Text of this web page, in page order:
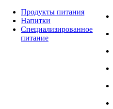
Продукты питания
Напитки
Специализированное
питание